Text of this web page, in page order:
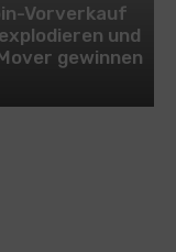
Vorverkauf
und
gewinnen